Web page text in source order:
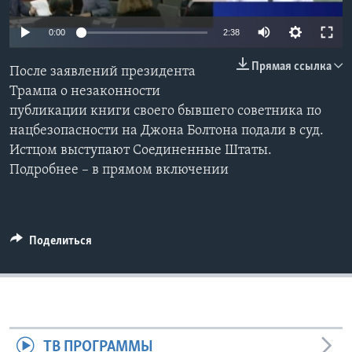
Learning English
СОЦИАЛЬНЫЕ СЕТИ
Языки
0:00 2:38
Прямая ссылка
После заявлений президента
Трампа о незаконности
публикации книги своего бывшего советника по
нацбезопасности на Джона Болтона подали в суд.
Истцом выступают Соединенные Штаты.
Подробнее – в прямом включении
Поделиться
ТВ ПРОГРАММЫ